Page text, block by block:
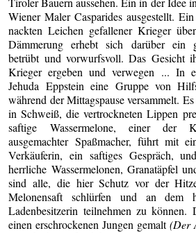
Wiener Maler Casparides ausgestellt.
nackten Leichen gefallener Krieger
Dämmerung erhebt sich darüber ein
betrübt und vorwurfsvoll. Das Gesicht
Krieger ergeben und verwegen ... In
Jehuda Eppstein eine Gruppe von
während der Mittagspause versammelt.
in Schweiß, die vertrockneten Lippen
saftige Wassermelone, einer der
ausgemachter Spaßmacher, führt mit
Verkäuferin, ein saftiges Gespräch,
herrliche Wassermelonen, Granatäpfel
sind alle, die hier Schutz vor der
Melonensaft schlürfen und an dem
Ladenbesitzerin teilnehmen zu können.
einen erschrockenen Jungen gemalt(Der